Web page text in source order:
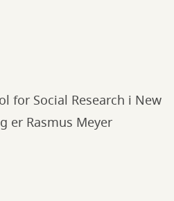
for Social Research i New
er Rasmus Meyer